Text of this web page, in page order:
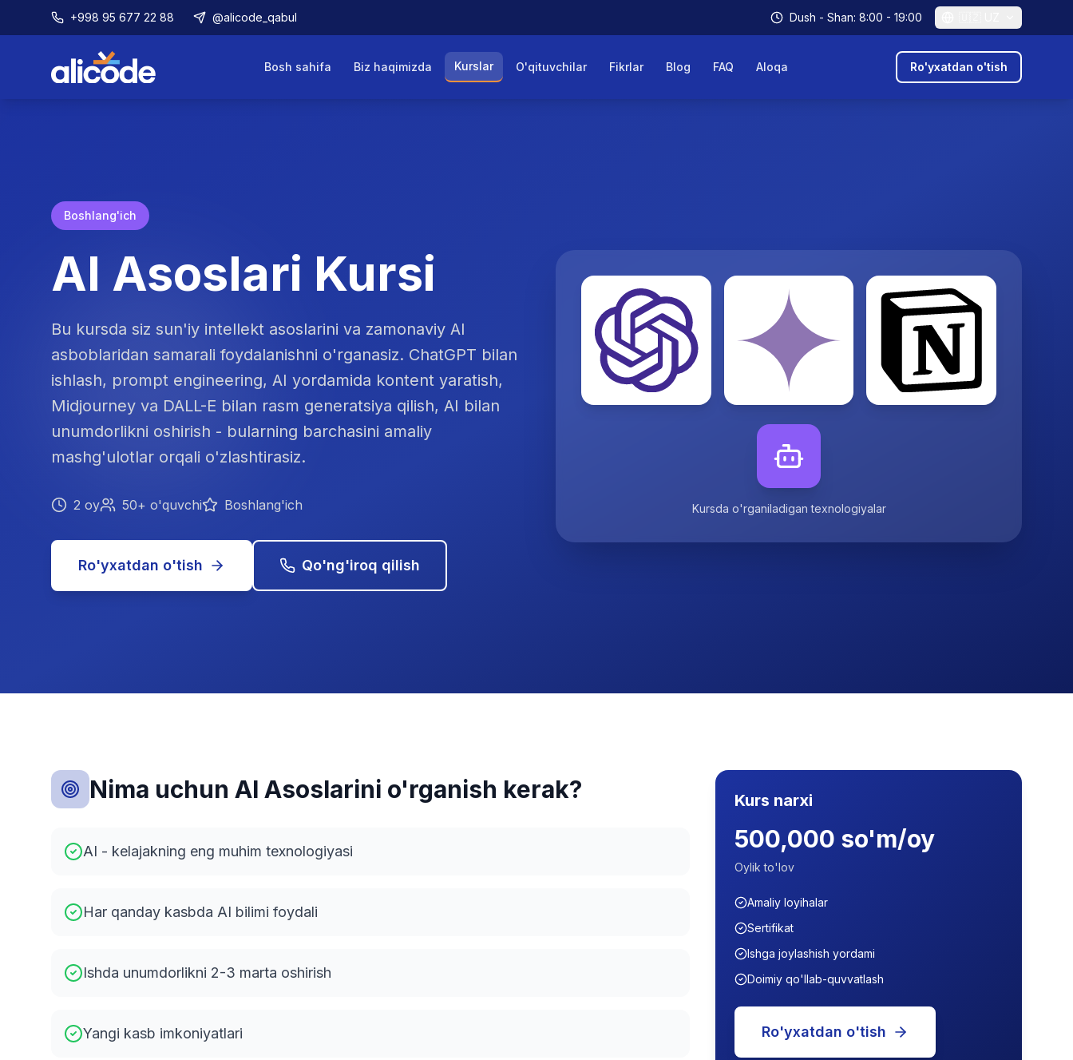
+998 95 677 22 88 @alicode_qabul Dush - Shan: 8:00 - 19:00
Bosh sahifa Biz haqimizda Kurslar O'qituvchilar Fikrlar Blog FAQ Aloqa Ro'yxatdan o'tish
Boshlang'ich
AI Asoslari Kursi
Bu kursda siz sun'iy intellekt asoslarini va zamonaviy AI
asboblaridan samarali foydalanishni o'rganasiz. ChatGPT bilan
ishlash, prompt engineering, AI yordamida kontent yaratish,
Midjourney va DALL-E bilan rasm generatsiya qilish, AI bilan
unumdorlikni oshirish - bularning barchasini amaliy
mashg'ulotlar orqali o'zlashtirasiz.
2 oy 50+ o'quvchi Boshlang'ich
Ro'yxatdan o'tish Qo'ng'iroq qilish
Kursda o'rganiladigan texnologiyalar
Nima uchun AI Asoslarini o'rganish kerak?
AI - kelajakning eng muhim texnologiyasi
Har qanday kasbda AI bilimi foydali
Ishda unumdorlikni 2-3 marta oshirish
Yangi kasb imkoniyatlari
Kurs narxi
500,000 so'm/oy
Oylik to'lov
Amaliy loyihalar
Sertifikat
Ishga joylashish yordami
Doimiy qo'llab-quvvatlash
Ro'yxatdan o'tish